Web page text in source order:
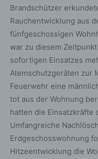
Brandschützer
Rauchentwicklung aus
fünfgeschossigen
war zu diesem
sofortigen Einsatzes
Atemschutzgeräten zur
Feuerwehr eine
tot aus der Wohnung
hatten die Einsatzkräfte
Umfangreiche
Erdgeschosswohnung
Hitzeentwicklung die